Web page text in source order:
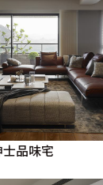
品味宅